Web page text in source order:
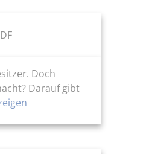
Doch
Darauf gibt